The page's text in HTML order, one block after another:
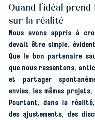
Quand l’idéal prend
sur la réalité
Nous avons appris à
devait être simple,
Que le bon partenaire
que nous ressentons,
et partager
envies, les mêmes projets,
Pourtant, dans la réalité,
des ajustements, des